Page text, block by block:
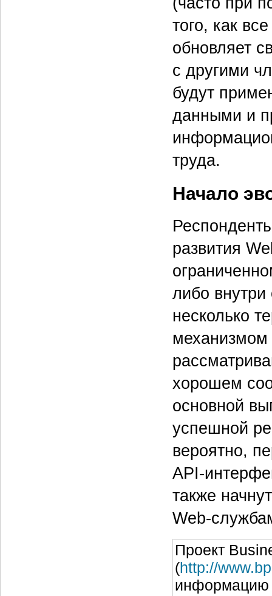
того, как
обновляет
с другими
будут
данными и
труда.
Начало
развития
либо
несколько
механизмом
хорошем
основной
успешной
вероятно,
API-
также
Web-
Проект
(http://
информацию